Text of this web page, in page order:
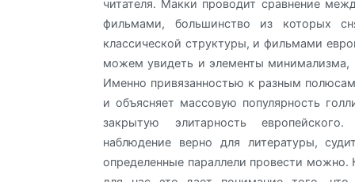
читателя. Макки проводит сравнение
фильмами, большинство из которых
классической структуры, и фильмами
можем увидеть и элементы минимализма,
Именно привязанностью к разным
и объясняет массовую популярность
закрытую элитарность
наблюдение верно для литературы,
определенные параллели провести можно.